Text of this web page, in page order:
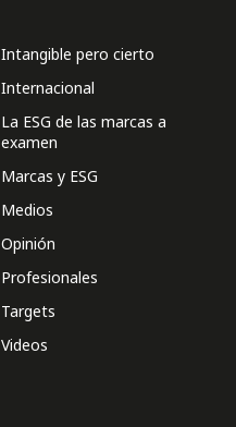
Intangible pero cierto
Internacional
La ESG de las marcas a
examen
Marcas y ESG
Medios
Opinión
Profesionales
Targets
Videos